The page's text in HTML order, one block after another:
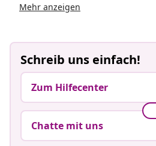
Mehr anzeigen
Schreib uns einfach!
Zum Hilfecenter
Chatte mit uns